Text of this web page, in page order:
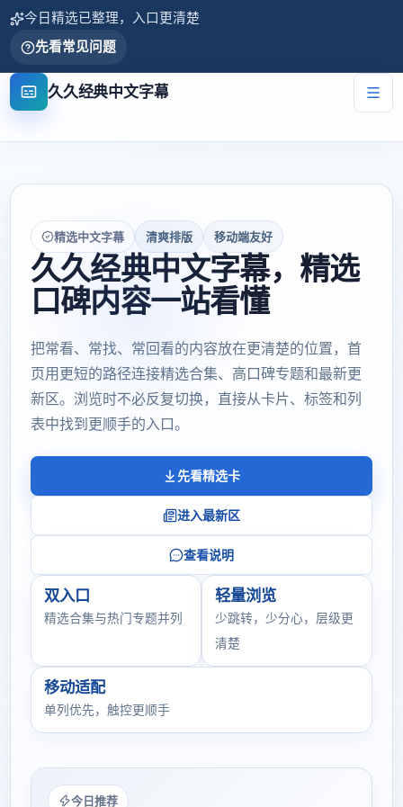
今日精选已整理，入口更清楚
先看常见问题
久久经典中文字幕
精选中文字幕 清爽排版 移动端友好
久久经典中文字幕，精选
口碑内容一站看懂
把常看、常找、常回看的内容放在更清楚的位置，首
页用更短的路径连接精选合集、高口碑专题和最新更
新区。浏览时不必反复切换，直接从卡片、标签和列
表中找到更顺手的入口。
先看精选卡
进入最新区
查看说明
双入口
精选合集与热门专题并列
轻量浏览
少跳转，少分心，层级更
清楚
移动适配
单列优先，触控更顺手
今日推荐